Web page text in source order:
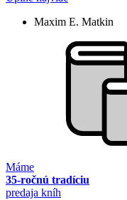
Maxim E. Matkin
Máme
35-ročnú tradíciu
predaja kníh